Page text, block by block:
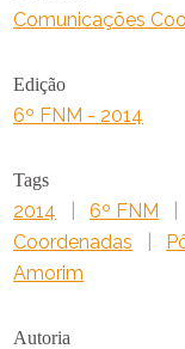
Comunicações
Edição
6º FNM - 2014
Tags
2014 6º FNM
Coordenadas
Amorim
Autoria